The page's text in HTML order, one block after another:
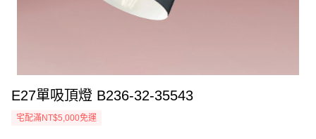
E27單吸頂燈 B236-32-35543
宅配滿NT$5,000免運